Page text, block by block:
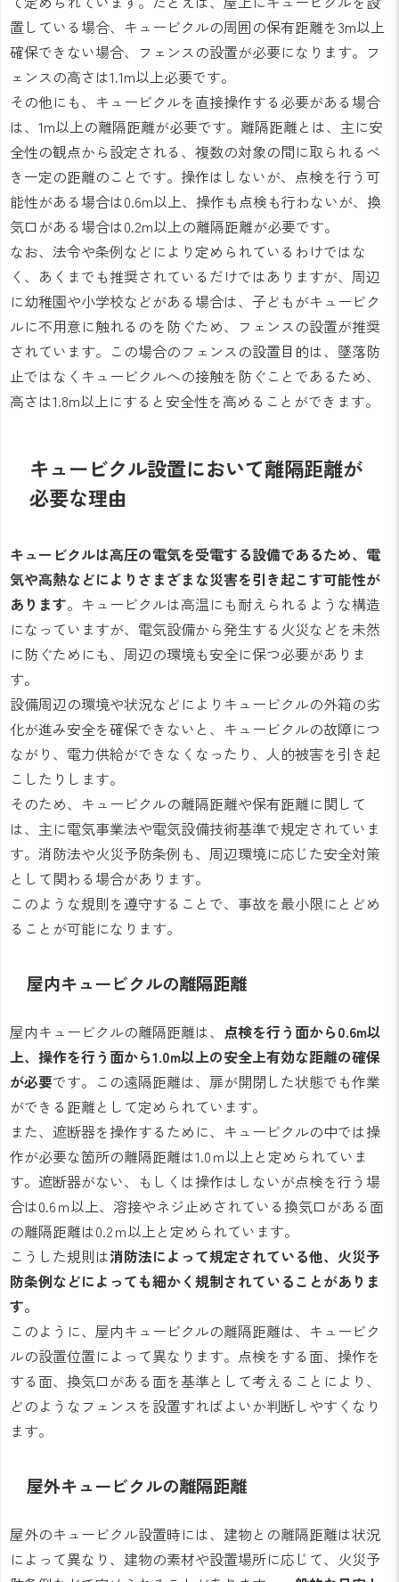
置している場合、キュービクルの周囲の保有距離を3m以上
確保できない場合、フェンスの設置が必要になります。フ
ェンスの高さは1.1m以上必要です。
その他にも、キュービクルを直接操作する必要がある場合
は、1m以上の離隔距離が必要です。離隔距離とは、主に安
全性の観点から設定される、複数の対象の間に取られるべ
き一定の距離のことです。操作はしないが、点検を行う可
能性がある場合は0.6m以上、操作も点検も行わないが、換
気口がある場合は0.2m以上の離隔距離が必要です。
なお、法令や条例などにより定められているわけではな
く、あくまでも推奨されているだけではありますが、周辺
に幼稚園や小学校などがある場合は、子どもがキュービク
ルに不用意に触れるのを防ぐため、フェンスの設置が推奨
されています。この場合のフェンスの設置目的は、墜落防
止ではなくキュービクルへの接触を防ぐことであるため、
高さは1.8m以上にすると安全性を高めることができます。
キュービクル設置において離隔距離が
必要な理由
キュービクルは高圧の電気を受電する設備であるため、電
気や高熱などによりさまざまな災害を引き起こす可能性が
あります。キュービクルは高温にも耐えられるような構造
になっていますが、電気設備から発生する火災などを未然
に防ぐためにも、周辺の環境も安全に保つ必要がありま
す。
設備周辺の環境や状況などによりキュービクルの外箱の劣
化が進み安全を確保できないと、キュービクルの故障につ
ながり、電力供給ができなくなったり、人的被害を引き起
こしたりします。
そのため、キュービクルの離隔距離や保有距離に関して
は、主に電気事業法や電気設備技術基準で規定されていま
す。消防法や火災予防条例も、周辺環境に応じた安全対策
として関わる場合があります。
このような規則を遵守することで、事故を最小限にとどめ
ることが可能になります。
屋内キュービクルの離隔距離
屋内キュービクルの離隔距離は、 点検を行う面から0.6m以
上、操作を行う面から1.0m以上の安全上有効な距離の確保
が必要です。この遠隔距離は、扉が開閉した状態でも作業
ができる距離として定められています。
また、遮断器を操作するために、キュービクルの中では操
作が必要な箇所の離隔距離は1.0ｍ以上と定められていま
す。遮断器がない、もしくは操作はしないが点検を行う場
合は0.6ｍ以上、溶接やネジ止めされている換気口がある面
の離隔距離は0.2ｍ以上と定められています。
こうした規則は消防法によって規定されている他、火災予
防条例などによっても細かく規制されていることがありま
す。
このように、屋内キュービクルの離隔距離は、キュービク
ルの設置位置によって異なります。点検をする面、操作を
する面、換気口がある面を基準として考えることにより、
どのようなフェンスを設置すればよいか判断しやすくなり
ます。
屋外キュービクルの離隔距離
屋外のキュービクル設置時には、建物との離隔距離は状況
によって異なり、建物の素材や設置場所に応じて、火災予